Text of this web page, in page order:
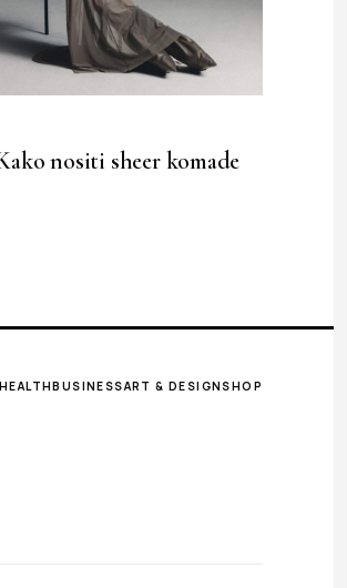
nositi sheer komade
BUSINESSART & DESIGNSHOP